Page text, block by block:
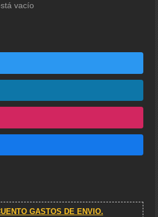
vacío
GASTOS DE ENVIO.